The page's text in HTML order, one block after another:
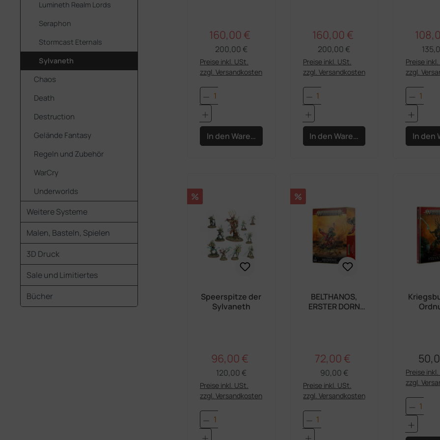
Lumineth Realm Lords
Seraphon
Stormcast Eternals
Sylvaneth
Chaos
Death
Destruction
Gelände Fantasy
Regeln und Zubehör
WarCry
Underworlds
Weitere Systeme
Malen, Basteln, Spielen
3D Druck
Sale und Limitiertes
Bücher
Verkaufspreis:
160,00 €
200,00 €
Preise inkl. USt.
zzgl. Versandkosten
Produkt Anzahl: Gib den gewünschten
In den Warenkorb
Verkaufspreis:
160,00 €
200,00 €
Preise inkl. USt.
zzgl. Versandkosten
Produkt Anzahl: Gib
In den Warenkorb
Preise
zzgl.
In den
Rabatt
%
Speerspitze der
Sylvaneth
Verkaufspreis:
96,00 €
120,00 €
Preise inkl. USt.
zzgl. Versandkosten
Produkt Anzahl: Gib den gewünschten
Rabatt
%
BELTHANOS,
ERSTER DORN
Verkaufspreis:
72,00 €
90,00 €
Preise inkl. USt.
zzgl. Versandkosten
Produkt Anzahl: Gib
Preise
zzgl.